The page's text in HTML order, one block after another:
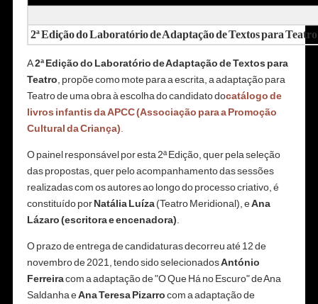
2ª Edição do Laboratório de Adaptação de Textos para Teatro
A2ª Edição do Laboratório de Adaptação de Textos para
Teatro , propõecomo mote para a escrita, a adaptação para
Teatro de uma obra à escolha do candidato docatálogo de
livros infantis daAPCC (Associação para a Promoção
Cultural da Criança)
O painel responsável por esta 2ª Edição, quer pela seleção
das propostas, quer pelo acompanhamento das sessões
realizadas com os autores ao longo do processo criativo, é
constituído porNatália Luíza(Teatro Meridional), eAna
Lázaro (escritora e encenadora)
O prazo de entrega de candidaturas decorreu até 12 de
novembro de 2021, tendo sido selecionadosAntónio
Ferreiracom a adaptação de "O Que Há no Escuro" de Ana
Saldanha eAna Teresa Pizarrocom a adaptação de